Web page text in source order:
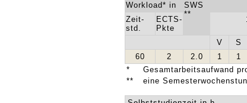
Workload* in
SWS
**
Zeit-
std.
ECTS-
Pkte
V S
60
2 2.0 1 1
*
Gesamtarbeitsaufwand
**
eine